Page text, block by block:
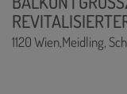
1120 Wien,Meidling,